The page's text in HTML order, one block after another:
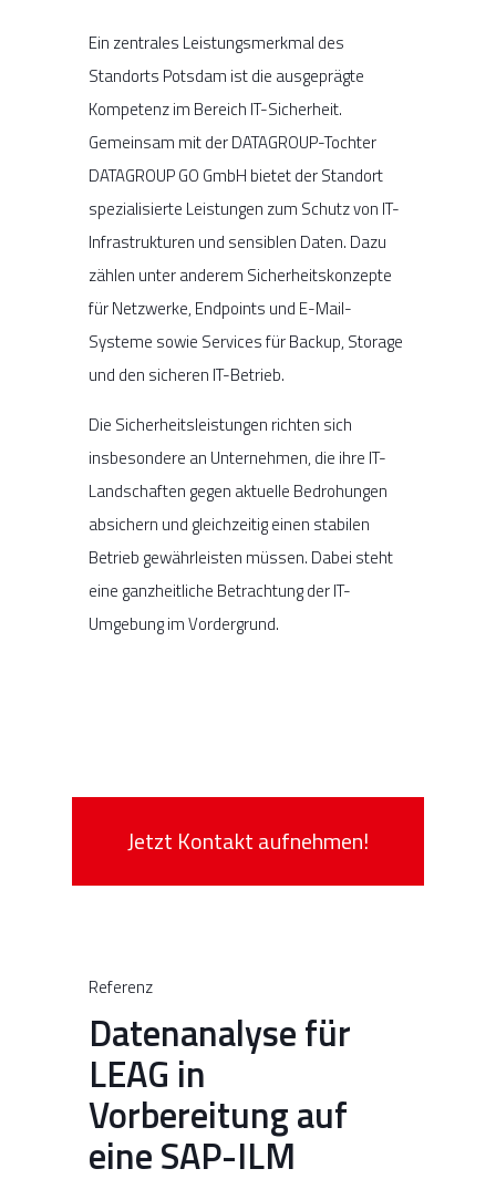
Ein zentrales Leistungsmerkmal des
Standorts Potsdam ist die ausgeprägte
Kompetenz im Bereich IT-Sicherheit.
Gemeinsam mit der DATAGROUP-Tochter
DATAGROUP GO GmbH bietet der Standort
spezialisierte Leistungen zum Schutz von IT-
Infrastrukturen und sensiblen Daten. Dazu
zählen unter anderem Sicherheitskonzepte
für Netzwerke, Endpoints und E-Mail-
Systeme sowie Services für Backup, Storage
und den sicheren IT-Betrieb.
Die Sicherheitsleistungen richten sich
insbesondere an Unternehmen, die ihre IT-
Landschaften gegen aktuelle Bedrohungen
absichern und gleichzeitig einen stabilen
Betrieb gewährleisten müssen. Dabei steht
eine ganzheitliche Betrachtung der IT-
Umgebung im Vordergrund.
Jetzt Kontakt aufnehmen!
Referenz
Datenanalyse für
LEAG in
Vorbereitung auf
eine SAP-ILM